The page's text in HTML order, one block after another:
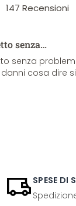
147 Recensioni
senza…
senza
cosa dire
SPESE DI